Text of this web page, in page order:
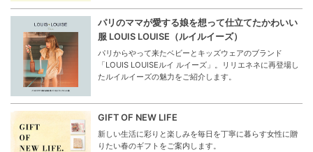
パリのママが愛する娘を想って仕立てたかわいい
服 LOUIS LOUISE（ルイルイーズ）
パリからやって来たベビーとキッズウェアのブランド
「LOUIS LOUISEルイ ルイーズ」。リリエネネに再登場し
たルイルイーズの魅力をご紹介します。
GIFT OF NEW LIFE
新しい生活に彩りと楽しみを毎日を丁寧に暮らす女性に贈
りたい春のギフトをご案内します。